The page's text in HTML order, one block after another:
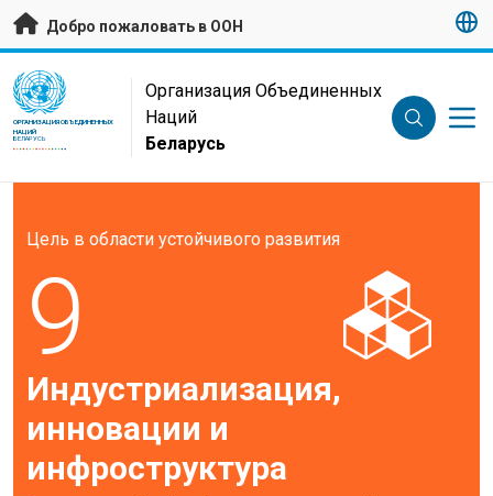
Перейти к основному содержанию
Добро пожаловать в ООН
UN Logo
ОРГАНИЗАЦИЯ ОБЪЕДИНЕННЫХ
НАЦИЙ
БЕЛАРУСЬ
Организация Объединенных
Наций
Беларусь
Цель в области устойчивого развития
9
Индустриализация,
инновации и
инфроструктура